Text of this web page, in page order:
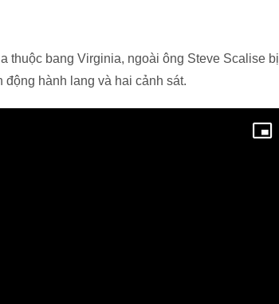
thuộc bang Virginia, ngoài ông Steve Scalise bị
hành lang và hai cảnh sát.